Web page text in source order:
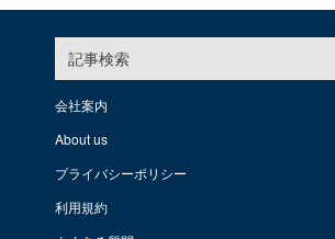
記事検索
会社案内
About us
プライバシーポリシー
利用規約